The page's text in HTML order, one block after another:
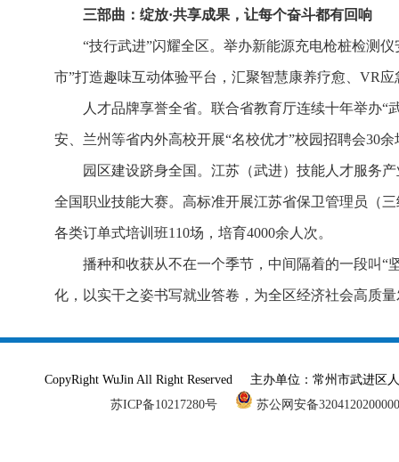
三部曲： 绽放·共享成果，让每个奋斗都有回响
“技行武进”闪耀全区。举办新能源充电枪桩检测
市”打造趣味互动体验平台，汇聚智慧康养疗愈、VR
人才品牌享誉全省。联合省教育厅连续十年举办
安、兰州等省内外高校开展“名校优才”校园招聘会30
园区建设跻身全国。江苏（武进）技能人才服务
全国职业技能大赛。高标准开展江苏省保卫管理员（
各类订单式培训班110场，培育4000余人次。
播种和收获从不在一个季节，中间隔着的一段叫“
化，以实干之姿书写就业答卷，为全区经济社会高质
CopyRight WuJin All Right Reserved 主办单位：常州市武进
苏ICP备10217280号
苏公网安备